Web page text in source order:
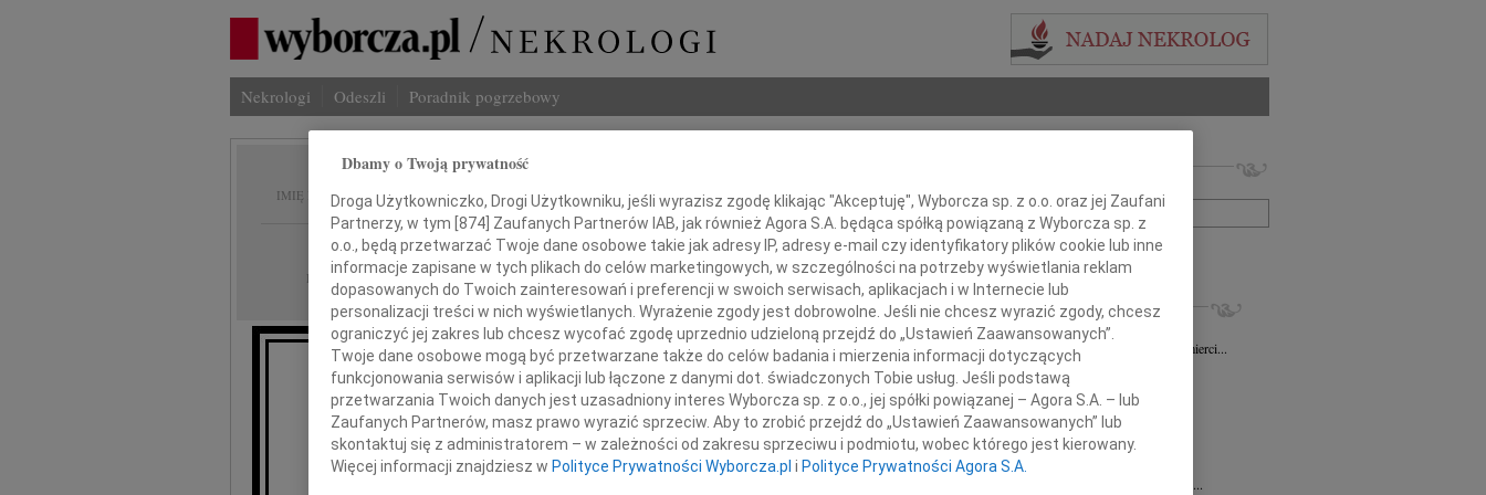
Nekrologi Odeszli Poradnik pogrzebowy
IMIĘ I NAZWISKO: Józef Lelito
REGION: Łódź
DATA EMISJI: 17.09.2009
Z głębokim smutkiem przyjęliśmy wiadomość o śmierci
+ szukanie zaawansowane
INNE NEKROLOGI
Tadeusz Gapiński03.08.2026
Z dużym żalem przyjęliśmy wiadomość o śmierci...
31.07.2026Łódź
Wyrazy głębokiego współczucia dla...
29.07.2026Łódź
Wyrazy współczucia Pani Janinie...
27.07.2026
Pani Joannie Nowińskiej wyrazy głębokiego...
Dbamy o Twoją prywatność
Droga Użytkowniczko, Drogi Użytkowniku, jeśli wyrazisz zgodę klikając "Akceptuję", Wyborcza sp. z o.o. oraz jej Zaufani
Partnerzy, w tym [874] Zaufanych Partnerów IAB, jak również Agora S.A. będąca spółką powiązaną z Wyborcza sp. z
o.o., będą przetwarzać Twoje dane osobowe takie jak adresy IP, adresy e-mail czy identyfikatory plików cookie lub inne
informacje zapisane w tych plikach do celów marketingowych, w szczególności na potrzeby wyświetlania reklam
dopasowanych do Twoich zainteresowań i preferencji w swoich serwisach, aplikacjach i w Internecie lub
personalizacji treści w nich wyświetlanych. Wyrażenie zgody jest dobrowolne. Jeśli nie chcesz wyrazić zgody, chcesz
ograniczyć jej zakres lub chcesz wycofać zgodę uprzednio udzieloną przejdź do „Ustawień Zaawansowanych”.
Twoje dane osobowe mogą być przetwarzane także do celów badania i mierzenia informacji dotyczących
funkcjonowania serwisów i aplikacji lub łączone z danymi dot. świadczonych Tobie usług. Jeśli podstawą
przetwarzania Twoich danych jest uzasadniony interes Wyborcza sp. z o.o., jej spółki powiązanej – Agora S.A. – lub
Zaufanych Partnerów, masz prawo wyrazić sprzeciw. Aby to zrobić przejdź do „Ustawień Zaawansowanych” lub
skontaktuj się z administratorem – w zależności od zakresu sprzeciwu i podmiotu, wobec którego jest kierowany.
Więcej informacji znajdziesz w Polityce Prywatności Wyborcza.pl i Polityce Prywatności Agora S.A.